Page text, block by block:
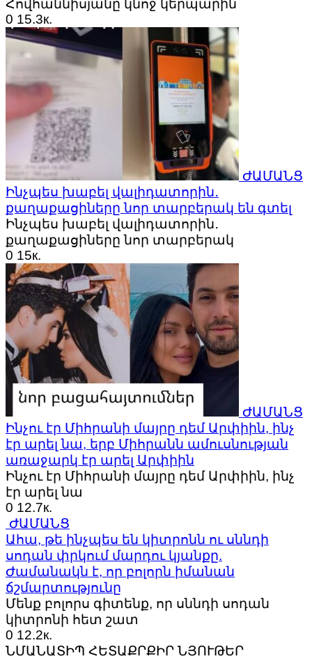
Հովհաննիսյանը կնոջ կերպարին
0 15.3к.
ԺԱՄԱՆՑ
Ինչպես խաբել վալիդատորին․
քաղաքացիները նոր տարբերակ են գտել
Ինչպես խաբել վալիդատորին․
քաղաքացիները նոր տարբերակ
0 15к.
ԺԱՄԱՆՑ
Ինչու էր Միհրանի մայրը դեմ Արփիին, ինչ
էր արել նա, երբ Միհրանն ամուսնության
առաջարկ էր արել Արփիին
Ինչու էր Միհրանի մայրը դեմ Արփիին, ինչ
էր արել նա
0 12.7к.
ԺԱՄԱՆՑ
Ահա, թե ինչպես են կիտրոնն ու սննդի
սոդան փրկում մարդու կյանքը.
Ժամանակն է, որ բոլորն իմանան
ճշմարտությունը
Մենք բոլորս գիտենք, որ սննդի սոդան
կիտրոնի հետ շատ
0 12.2к.
ՆՄԱՆԱՏԻՊ ՀԵՏԱՔՐՔԻՐ ՆՅՈՒԹԵՐ